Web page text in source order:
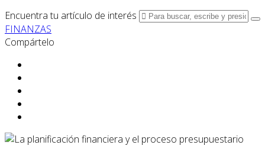
Encuentra tu artículo de interés
FINANZAS
Compártelo